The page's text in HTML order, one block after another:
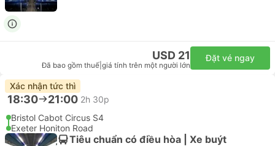
USD 21
Đã bao gồm thuế giá tính trên một người lớn
Đặt vé ngay
Xác nhận tức thì
18:30 21:00 2h 30p
Bristol Cabot Circus S4
Exeter Honiton Road
Tiêu chuẩn có điều hòa | Xe buýt